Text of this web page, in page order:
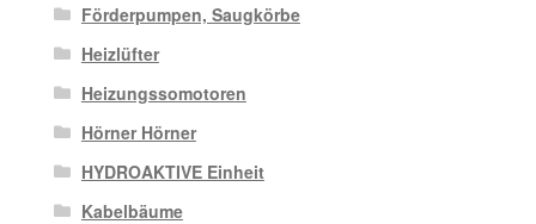
Förderpumpen, Saugkörbe
Heizlüfter
Heizungssomotoren
Hörner Hörner
HYDROAKTIVE Einheit
Kabelbäume